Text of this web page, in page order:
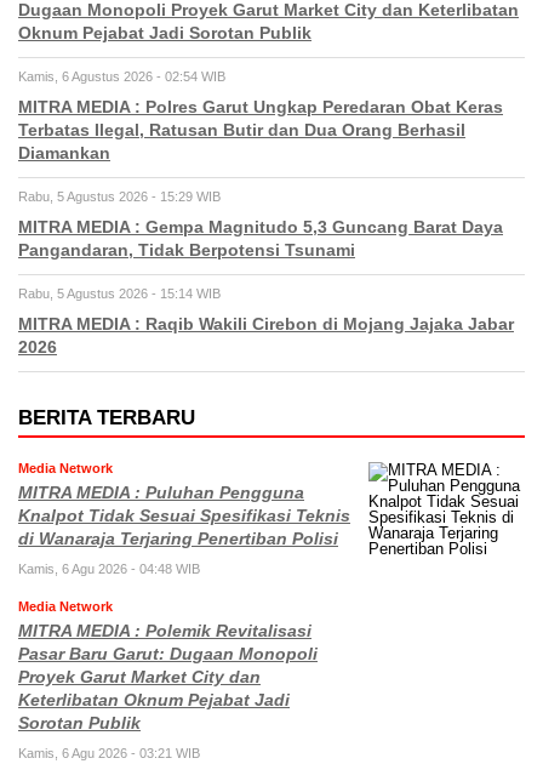
Dugaan Monopoli Proyek Garut Market City dan Keterlibatan
Oknum Pejabat Jadi Sorotan Publik
Kamis, 6 Agustus 2026 - 02:54 WIB
MITRA MEDIA : Polres Garut Ungkap Peredaran Obat Keras
Terbatas Ilegal, Ratusan Butir dan Dua Orang Berhasil
Diamankan
Rabu, 5 Agustus 2026 - 15:29 WIB
MITRA MEDIA : Gempa Magnitudo 5,3 Guncang Barat Daya
Pangandaran, Tidak Berpotensi Tsunami
Rabu, 5 Agustus 2026 - 15:14 WIB
MITRA MEDIA : Raqib Wakili Cirebon di Mojang Jajaka Jabar
2026
BERITA TERBARU
Media Network
MITRA MEDIA : Puluhan Pengguna
Knalpot Tidak Sesuai Spesifikasi Teknis
di Wanaraja Terjaring Penertiban Polisi
Kamis, 6 Agu 2026 - 04:48 WIB
Media Network
MITRA MEDIA : Polemik Revitalisasi
Pasar Baru Garut: Dugaan Monopoli
Proyek Garut Market City dan
Keterlibatan Oknum Pejabat Jadi
Sorotan Publik
Kamis, 6 Agu 2026 - 03:21 WIB